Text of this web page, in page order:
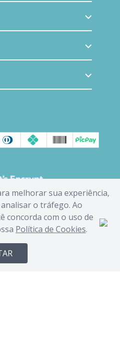
melhorar sua experiência,
o tráfego. Ao
concorda com o uso de
Política de Cookies.